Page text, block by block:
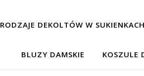
RODZAJE DEKOLTÓW W SUKIENKACH
BLUZY DAMSKIE KOSZULE